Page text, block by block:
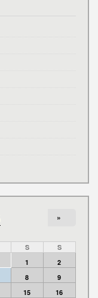
»
S
S
1
2
8
9
15
16